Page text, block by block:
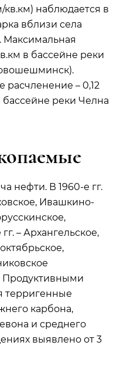
кв.км) наблюдается в
вблизи села
Максимальная
в бассейне реки
– 0,12
бассейне реки Челна
нефти. В 1960-е гг.
Ивашкино-
– Архангельское,
Продуктивными
терригенные
карбона,
и среднего
выявлено от 3